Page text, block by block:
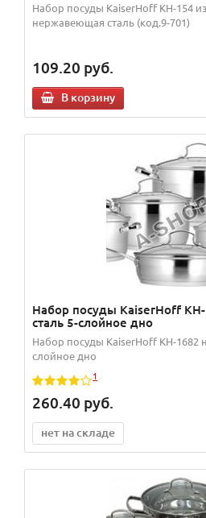
Набор посуды KaiserHoff KH-154
нержавеющая сталь (код.9-701)
109.20 руб.
В корзину
Набор посуды KaiserHoff
сталь 5-слойное дно
Набор посуды KaiserHoff KH-1682
слойное дно
1
260.40 руб.
нет на складе